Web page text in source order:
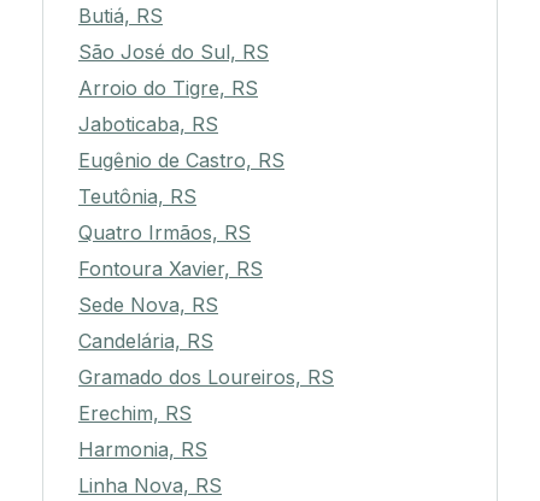
Butiá, RS
São José do Sul, RS
Arroio do Tigre, RS
Jaboticaba, RS
Eugênio de Castro, RS
Teutônia, RS
Quatro Irmãos, RS
Fontoura Xavier, RS
Sede Nova, RS
Candelária, RS
Gramado dos Loureiros, RS
Erechim, RS
Harmonia, RS
Linha Nova, RS